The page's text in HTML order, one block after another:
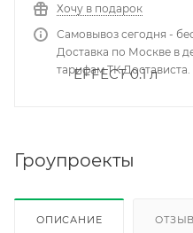
Хочу в подарок
Самовывоз сегодня -
Доставка по Москве в
тарифам ТК Достависта.
Гроупроекты
ОПИСАНИЕ